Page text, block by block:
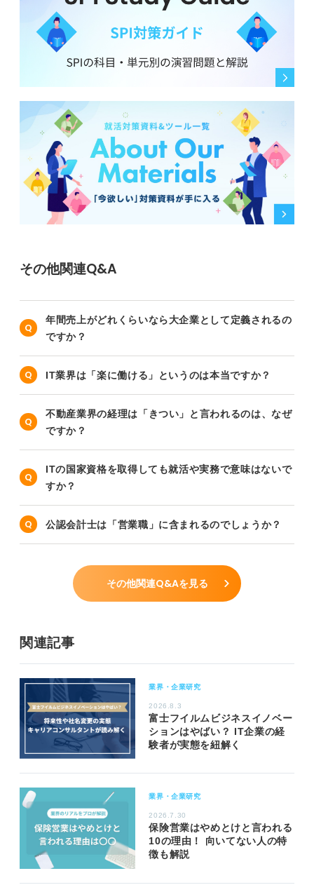
その他関連Q&A
年間売上がどれくらいなら大企業として定義されるの
ですか？
IT業界は「楽に働ける」というのは本当ですか？
不動産業界の経理は「きつい」と言われるのは、なぜ
ですか？
ITの国家資格を取得しても就活や実務で意味はないで
すか？
公認会計士は「営業職」に含まれるのでしょうか？
その他関連Q&Aを見る
関連記事
業界・企業研究
2026.8.3
富士フイルムビジネスイノベー
ションはやばい？ IT企業の経
験者が実態を紐解く
業界・企業研究
2026.7.30
保険営業はやめとけと言われる
10の理由！ 向いてない人の特
徴も解説